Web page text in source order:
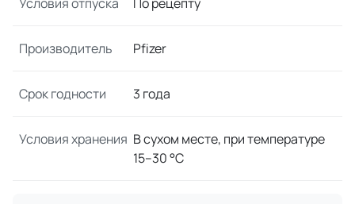
Производитель Pfizer
Срок годности 3 года
Условия хранения В сухом месте, при температуре
15–30 °C